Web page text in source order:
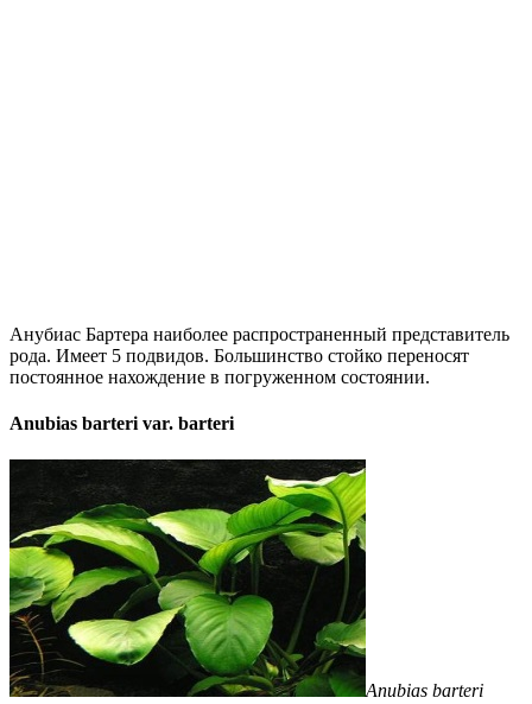
Анубиас Бартера наиболее распространенный представитель
рода. Имеет 5 подвидов. Большинство стойко переносят
постоянное нахождение в погруженном состоянии.
Anubias barteri var. barteri
Anubias barteri